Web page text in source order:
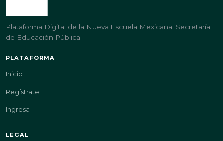
Plataforma Digital de la Nueva Escuela Mexicana. Secretaría
de Educación Pública.
PLATAFORMA
Inicio
Regístrate
Ingresa
LEGAL